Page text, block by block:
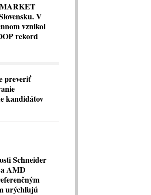
V
vznikol
rekord
preveriť
kandidátov
Schneider
AMD
urýchľujú